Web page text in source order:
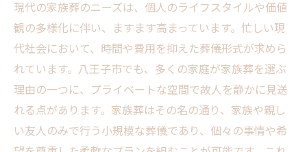
現代の家族葬のニーズは、個人のライフスタイルや価値
観の多様化に伴い、ますます高まっています。忙しい現
代社会において、時間や費用を抑えた葬儀形式が求めら
れています。八王子市でも、多くの家庭が家族葬を選ぶ
理由の一つに、プライベートな空間で故人を静かに見送
れる点があります。家族葬はその名の通り、家族や親し
い友人のみで行う小規模な葬儀であり、個々の事情や希